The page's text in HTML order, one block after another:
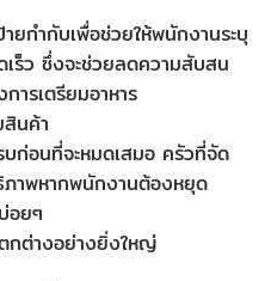
ยกำกับเพื่อช่วยให้พนักงานระบุ
ร็ว ซึ่งจะช่วยลดความสับสน
ารเตรียมอาหาร
สินค้า
ก่อนที่จะหมดเสมอ ครัวที่จัด
ภาพหากพนักงานต้องหยุด
อยๆ
กต่างอย่างยิ่งใหญ่